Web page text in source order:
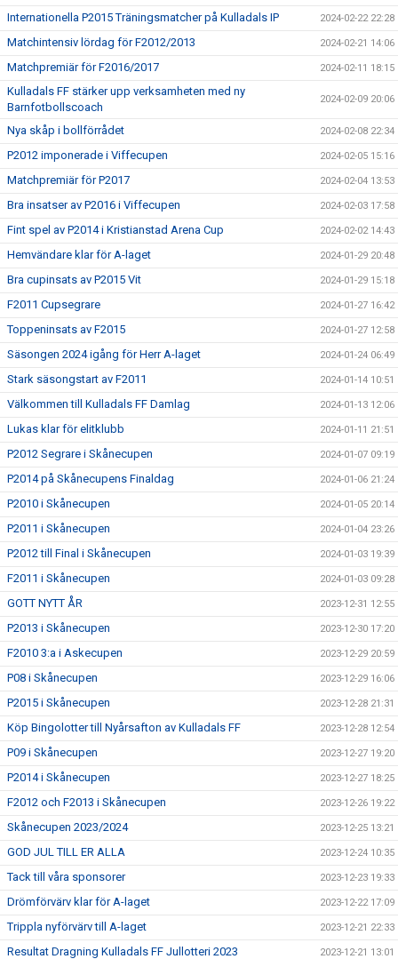
Internationella P2015 Träningsmatcher på Kulladals IP 2024-02-22 22:28
Matchintensiv lördag för F2012/2013 2024-02-21 14:06
Matchpremiär för F2016/2017 2024-02-11 18:15
Kulladals FF stärker upp verksamheten med ny
Barnfotbollscoach
2024-02-09 20:06
Nya skåp i bollförrådet 2024-02-08 22:34
P2012 imponerade i Viffecupen 2024-02-05 15:16
Matchpremiär för P2017 2024-02-04 13:53
Bra insatser av P2016 i Viffecupen 2024-02-03 17:58
Fint spel av P2014 i Kristianstad Arena Cup 2024-02-02 14:43
Hemvändare klar för A-laget 2024-01-29 20:48
Bra cupinsats av P2015 Vit 2024-01-29 15:18
F2011 Cupsegrare 2024-01-27 16:42
Toppeninsats av F2015 2024-01-27 12:58
Säsongen 2024 igång för Herr A-laget 2024-01-24 06:49
Stark säsongstart av F2011 2024-01-14 10:51
Välkommen till Kulladals FF Damlag 2024-01-13 12:06
Lukas klar för elitklubb 2024-01-11 21:51
P2012 Segrare i Skånecupen 2024-01-07 09:19
P2014 på Skånecupens Finaldag 2024-01-06 21:24
P2010 i Skånecupen 2024-01-05 20:14
P2011 i Skånecupen 2024-01-04 23:26
P2012 till Final i Skånecupen 2024-01-03 19:39
F2011 i Skånecupen 2024-01-03 09:28
GOTT NYTT ÅR 2023-12-31 12:55
P2013 i Skånecupen 2023-12-30 17:20
F2010 3:a i Askecupen 2023-12-29 20:59
P08 i Skånecupen 2023-12-29 16:06
P2015 i Skånecupen 2023-12-28 21:31
Köp Bingolotter till Nyårsafton av Kulladals FF 2023-12-28 12:54
P09 i Skånecupen 2023-12-27 19:20
P2014 i Skånecupen 2023-12-27 18:25
F2012 och F2013 i Skånecupen 2023-12-26 19:22
Skånecupen 2023/2024 2023-12-25 13:21
GOD JUL TILL ER ALLA 2023-12-24 10:35
Tack till våra sponsorer 2023-12-23 19:33
Drömförvärv klar för A-laget 2023-12-22 17:09
Trippla nyförvärv till A-laget 2023-12-21 22:33
Resultat Dragning Kulladals FF Jullotteri 2023 2023-12-21 13:01